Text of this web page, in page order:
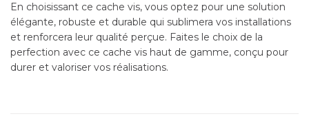
En choisissant ce cache vis, vous optez pour une solution
élégante, robuste et durable qui sublimera vos installations
et renforcera leur qualité perçue. Faites le choix de la
perfection avec ce cache vis haut de gamme, conçu pour
durer et valoriser vos réalisations.